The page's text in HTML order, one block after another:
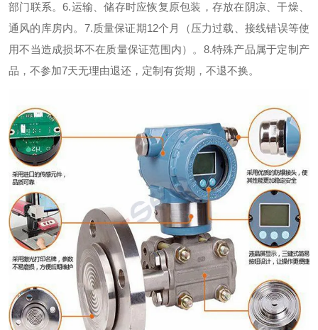
部门联系。6.运输、储存时应恢复原包装，存放在阴凉、干燥、
通风的库房内。7.质量保证期12个月（压力过载、接线错误等使
用不当造成损坏不在质量保证范围内）。8.特殊产品属于定制产
品，不参加7天无理由退还，定制有货期，不退不换。